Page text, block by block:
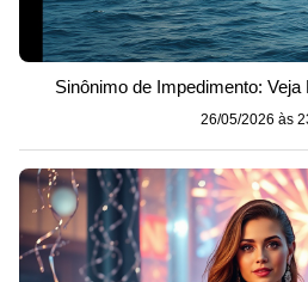
Sinônimo de Impedimento:
26/05/2026 às